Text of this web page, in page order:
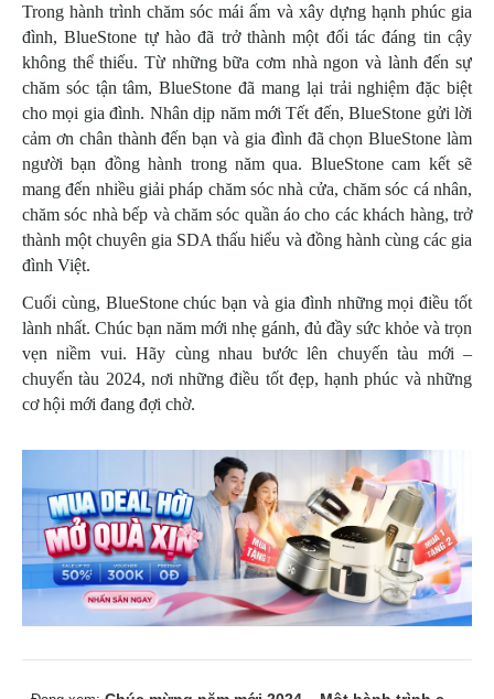
Trong hành trình chăm sóc mái ấm và xây dựng hạnh phúc gia
đình, BlueStone tự hào đã trở thành một đối tác đáng tin cậy
không thể thiếu. Từ những bữa cơm nhà ngon và lành đến sự
chăm sóc tận tâm, BlueStone đã mang lại trải nghiệm đặc biệt
cho mọi gia đình. Nhân dịp năm mới Tết đến, BlueStone gửi lời
cảm ơn chân thành đến bạn và gia đình đã chọn BlueStone làm
người bạn đồng hành trong năm qua. BlueStone cam kết sẽ
mang đến nhiều giải pháp chăm sóc nhà cửa, chăm sóc cá nhân,
chăm sóc nhà bếp và chăm sóc quần áo cho các khách hàng, trở
thành một chuyên gia SDA thấu hiểu và đồng hành cùng các gia
đình Việt.
Cuối cùng, BlueStone chúc bạn và gia đình những mọi điều tốt
lành nhất. Chúc bạn năm mới nhẹ gánh, đủ đầy sức khỏe và trọn
vẹn niềm vui. Hãy cùng nhau bước lên chuyến tàu mới –
chuyến tàu 2024, nơi những điều tốt đẹp, hạnh phúc và những
cơ hội mới đang đợi chờ.